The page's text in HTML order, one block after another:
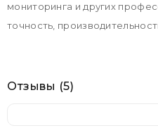
мониторинга и других
точность,
Отзывы (5)